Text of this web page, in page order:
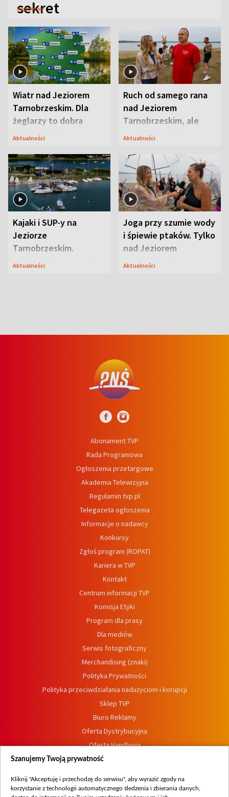
sekret
Rozmowy
Wiatr nad Jeziorem
Tarnobrzeskim. Dla
żeglarzy to dobra
wiadomość
Aktualności
Ruch od samego rana
nad Jeziorem
Tarnobrzeskim, ale
ważna jest jedna
Aktualności
Kajaki i SUP-y na
Jeziorze
Tarnobrzeskim.
Przyrodnicy zwracają
Aktualności
Joga przy szumie wody
i śpiewie ptaków. Tylko
nad Jeziorem
Tarnobrzeskim
Aktualności
Abonament TVP
Rada Programowa
Ogłoszenia przetargowe
Akademia Telewizyjna
Regulamin tvp.pl
Telegazeta ogłoszenia
Informacje o nadawcy
Konkursy
Zgłoś program (ROPAT)
Kariera w TVP
Kontakt
Centrum informacji TVP
Komisja Etyki
Program dla prasy
Dla mediów
Serwis fotograficzny
Merchandising (znaki)
Polityka Prywatności
Polityka przeciwdziałania nadużyciom i korupcji
Sklep TVP
Biuro Reklamy
Oferta Dystrybucyjna
Oferta Handlowa
Dostępność
Procedura zgłoszeń wewnętrznych
Szanujemy Twoją prywatność
Kliknij "Akceptuję i przechodzę do serwisu", aby wyrazić zgody na
korzystanie z technologii automatycznego śledzenia i zbierania danych,